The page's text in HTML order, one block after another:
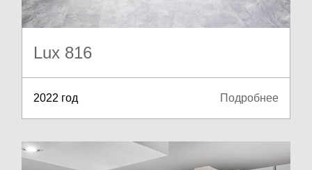
Lux 816
2022 год Подробнее